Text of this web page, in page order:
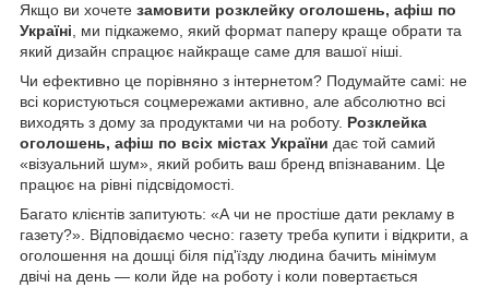
Якщо ви хочете замовити розклейку оголошень, афіш по
Україні, ми підкажемо, який формат паперу краще обрати та
який дизайн спрацює найкраще саме для вашої ніші.
Чи ефективно це порівняно з інтернетом? Подумайте самі: не
всі користуються соцмережами активно, але абсолютно всі
виходять з дому за продуктами чи на роботу. Розклейка
оголошень, афіш по всіх містах України дає той самий
«візуальний шум», який робить ваш бренд впізнаваним. Це
працює на рівні підсвідомості.
Багато клієнтів запитують: «А чи не простіше дати рекламу в
газету?». Відповідаємо чесно: газету треба купити і відкрити, а
оголошення на дошці біля під'їзду людина бачить мінімум
двічі на день — коли йде на роботу і коли повертається